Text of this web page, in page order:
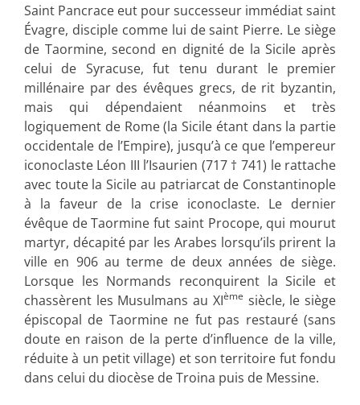
Saint Pancrace eut pour successeur immédiat saint
Évagre, disciple comme lui de saint Pierre. Le siège
de Taormine, second en dignité de la Sicile après
celui de Syracuse, fut tenu durant le premier
millénaire par des évêques grecs, de rit byzantin,
mais qui dépendaient néanmoins et très
logiquement de Rome (la Sicile étant dans la partie
occidentale de l’Empire), jusqu’à ce que l’empereur
iconoclaste Léon III l’Isaurien (717 † 741) le rattache
avec toute la Sicile au patriarcat de Constantinople
à la faveur de la crise iconoclaste. Le dernier
évêque de Taormine fut saint Procope, qui mourut
martyr, décapité par les Arabes lorsqu’ils prirent la
ville en 906 au terme de deux années de siège.
Lorsque les Normands reconquirent la Sicile et
chassèrent les Musulmans au XIème siècle, le siège
épiscopal de Taormine ne fut pas restauré (sans
doute en raison de la perte d’influence de la ville,
réduite à un petit village) et son territoire fut fondu
dans celui du diocèse de Troina puis de Messine.